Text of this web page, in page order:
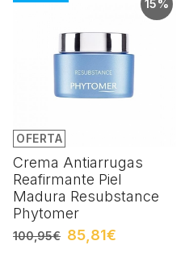
15%
OFERTA
Crema Antiarrugas
Reafirmante Piel
Madura Resubstance
Phytomer
100,95€ 85,81€